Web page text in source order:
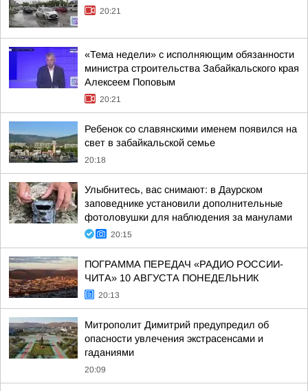
20:21
«Тема недели» с исполняющим обязанности
министра строительства Забайкальского края
Алексеем Поповым
20:21
Ребенок со славянскими именем появился на
свет в забайкальской семье
20:18
Улыбнитесь, вас снимают: в Даурском
заповеднике установили дополнительные
фотоловушки для наблюдения за манулами
20:15
ПОГРАММА ПЕРЕДАЧ «РАДИО РОССИИ-
ЧИТА» 10 АВГУСТА ПОНЕДЕЛЬНИК
20:13
Митрополит Димитрий предупредил об
опасности увлечения экстрасенсами и
гаданиями
20:09